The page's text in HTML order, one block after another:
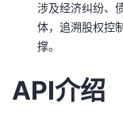
我
课
的
我
的
术
我
云
涉及经济纠纷、
体，追溯股权控
撑。
API介绍